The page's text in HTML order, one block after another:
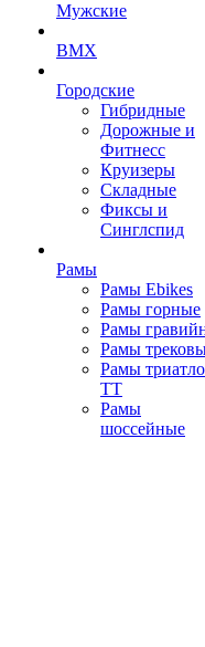
Мужские
BMX
Городские
Гибридные
Дорожные и
Фитнесс
Круизеры
Складные
Фиксы и
Синглспид
Рамы
Рамы Ebikes
Рамы горные
Рамы
Рамы
Рамы
ТТ
Рамы
шоссейные